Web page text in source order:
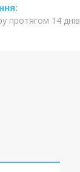
протягом 14 днів